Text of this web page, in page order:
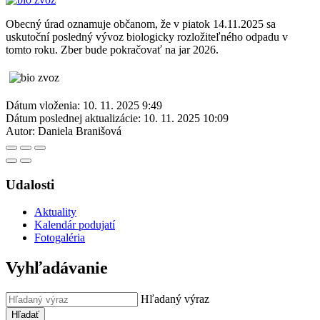
Obecný úrad oznamuje občanom, že v piatok 14.11.2025 sa
uskutoční posledný vývoz biologicky rozložiteľného odpadu v
tomto roku. Zber bude pokračovať na jar 2026.
Dátum vloženia: 10. 11. 2025 9:49
Dátum poslednej aktualizácie: 10. 11. 2025 10:09
Autor: Daniela Branišová
Udalosti
Aktuality
Kalendár podujatí
Fotogaléria
Vyhľadávanie
Hľadaný výraz
Hľadať